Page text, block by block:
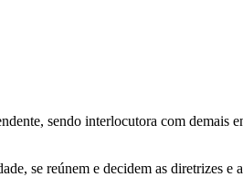
sendo interlocutora com demais
se reúnem e decidem as diretrizes